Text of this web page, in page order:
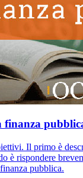
finanza
Il primo è
è rispondere
pubblica.